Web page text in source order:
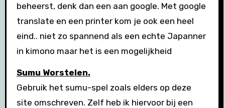
beheerst, denk dan een aan google. Met google
translate en een printer kom je ook een heel
eind.. niet zo spannend als een echte Japanner
in kimono maar het is een mogelijkheid
Sumu Worstelen.
Gebruik het sumu-spel zoals elders op deze
site omschreven. Zelf heb ik hiervoor bij een